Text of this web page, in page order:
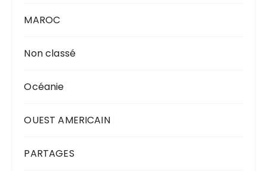
MAROC
Non classé
Océanie
OUEST AMERICAIN
PARTAGES